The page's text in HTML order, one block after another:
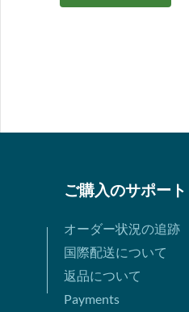
ご購入のサポート
オーダー状況の追跡
国際配送について
返品について
Payments